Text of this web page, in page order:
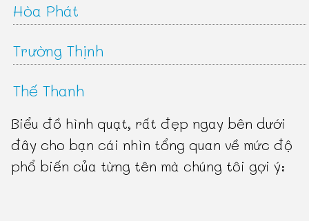
Hòa Phát
Trường Thịnh
Thế Thanh
Biểu đồ hình quạt, rất đẹp ngay bên dưới
đây cho bạn cái nhìn tổng quan về mức độ
phổ biến của từng tên mà chúng tôi gợi ý: